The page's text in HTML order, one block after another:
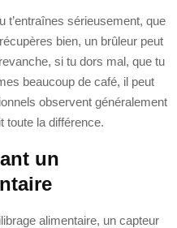
t’entraînes sérieusement, que
bien, un brûleur peut
si tu dors mal, que tu
beaucoup de café, il peut
observent généralement
toute la différence.
un
alimentaire, un capteur